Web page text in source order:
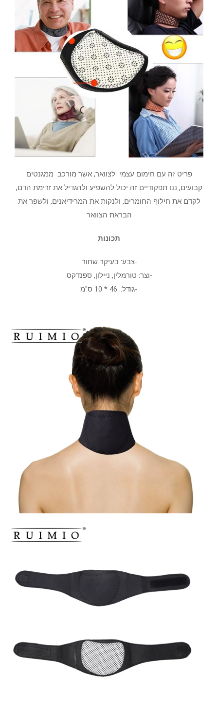
פריט זה עם חימום עצמי לצוואר, אשר מורכב ממגנטים
קבועים, ננו תפקודיים זה יכול להשפיע ולהגדיל את זרימת הדם,
לקדם את חילוף החומרים, ולנקות את המרידיאנים, ולשפר את
הבראת הצוואר
תכונות
-צבע: בעיקר שחור.
-וצר: טורמלין, ניילון, ספנדקס.
-גודל:. 46 * 10 ס"מ
.